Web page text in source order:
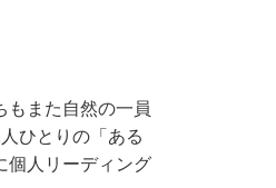
もまた自然の一員
ひとりの「ある
個人リーディング